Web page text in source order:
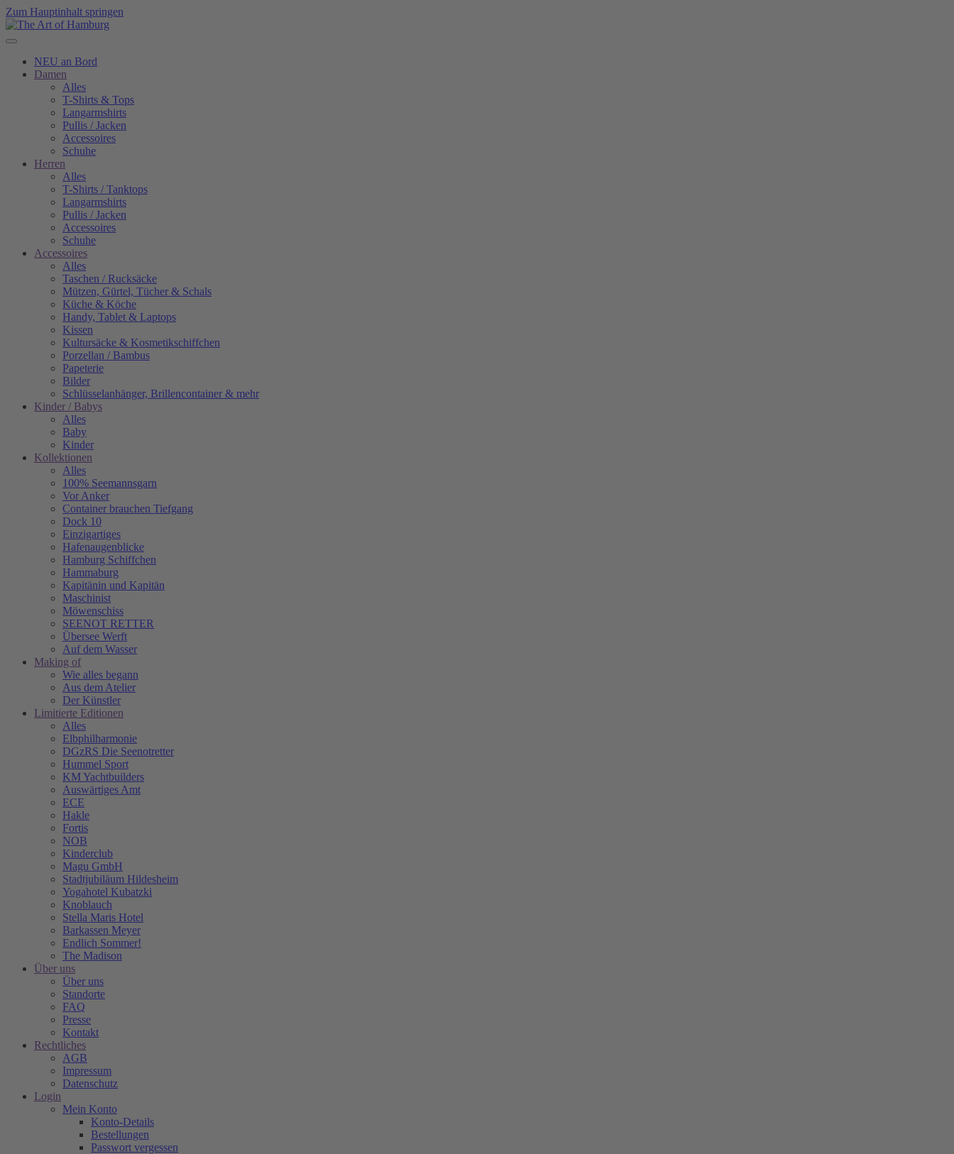
Zum Hauptinhalt springen
NEU an Bord
Damen
Alles
T-Shirts & Tops
Langarmshirts
Pullis / Jacken
Accessoires
Schuhe
Herren
Alles
T-Shirts / Tanktops
Langarmshirts
Pullis / Jacken
Accessoires
Schuhe
Accessoires
Alles
Taschen / Rucksäcke
Mützen, Gürtel, Tücher & Schals
Küche & Köche
Handy, Tablet & Laptops
Kissen
Kultursäcke & Kosmetikschiffchen
Porzellan / Bambus
Papeterie
Bilder
Schlüsselanhänger, Brillencontainer & mehr
Kinder / Babys
Alles
Baby
Kinder
Kollektionen
Alles
100% Seemannsgarn
Vor Anker
Container brauchen Tiefgang
Dock 10
Einzigartiges
Hafenaugen­blicke
Hamburg Schiffchen
Hammaburg
Kapitänin und Kapitän
Maschinist
Möwenschiss
SEENOT RETTER
Übersee Werft
Auf dem Wasser
Making of
Wie alles begann
Aus dem Atelier
Der Künstler
Limitierte Editionen
Alles
Elbphilharmonie
DGzRS Die Seenotretter
Hummel Sport
KM Yachtbuilders
Auswärtiges Amt
ECE
Hakle
Fortis
NOB
Kinderclub
Magu GmbH
Stadtjubiläum Hildesheim
Yogahotel Kubatzki
Knoblauch
Stella Maris Hotel
Barkassen Meyer
Endlich Sommer!
The Madison
Über uns
Über uns
Standorte
FAQ
Presse
Kontakt
Rechtliches
AGB
Impressum
Datenschutz
Login
Mein Konto
Konto-Details
Bestellungen
Passwort vergessen